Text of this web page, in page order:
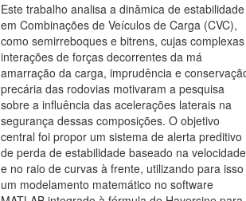
Este trabalho analisa a dinâmica de estabilidade
em Combinações de Veículos de Carga (CVC),
como semirreboques e bitrens, cujas complexas
interações de forças decorrentes da má
amarração da carga, imprudência e
precária das rodovias motivaram a pesquisa
sobre a influência das acelerações laterais na
segurança dessas composições. O objetivo
central foi propor um sistema de alerta preditivo
de perda de estabilidade baseado na velocidade
e no raio de curvas à frente, utilizando para isso
um modelamento matemático no software